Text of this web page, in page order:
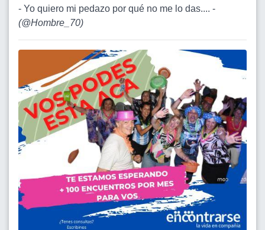
- Yo quiero mi pedazo por qué no me lo das.... -
(@Hombre_70)